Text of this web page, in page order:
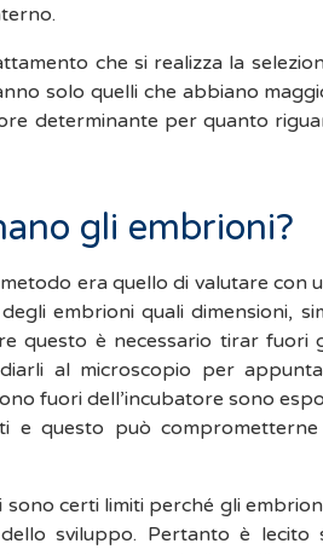
che si realizza la
solo quelli che abbiano
determinante per quanto
gli embrioni?
era quello di valutare con
embrioni quali dimensioni,
questo è necessario tirar fuori
al microscopio per
fuori dell’incubatore sono
e questo può
certi limiti perché gli
sviluppo. Pertanto è lecito